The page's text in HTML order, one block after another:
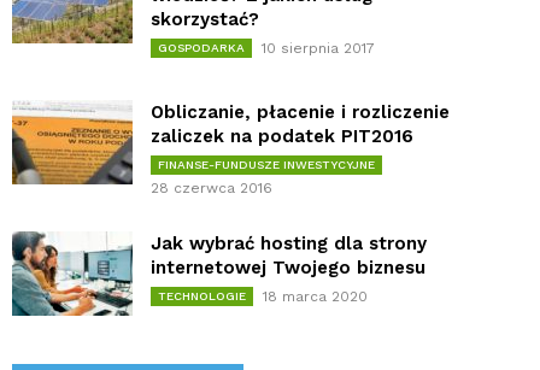
skorzystać?
GOSPODARKA 10 sierpnia 2017
Obliczanie, płacenie i rozliczenie
zaliczek na podatek PIT2016
FINANSE-FUNDUSZE INWESTYCYJNE
28 czerwca 2016
Jak wybrać hosting dla strony
internetowej Twojego biznesu
TECHNOLOGIE 18 marca 2020